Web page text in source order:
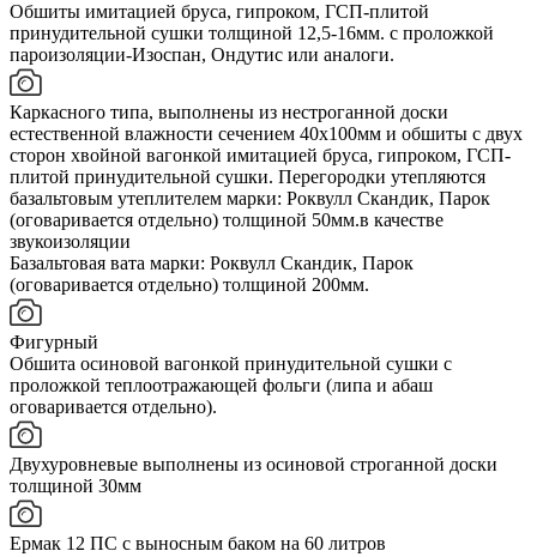
Обшиты имитацией бруса, гипроком, ГСП-плитой
принудительной сушки толщиной 12,5-16мм. с проложкой
пароизоляции-Изоспан, Ондутис или аналоги.
Каркасного типа, выполнены из нестроганной доски
естественной влажности сечением 40х100мм и обшиты с двух
сторон хвойной вагонкой имитацией бруса, гипроком, ГСП-
плитой принудительной сушки. Перегородки утепляются
базальтовым утеплителем марки: Роквулл Скандик, Парок
(оговаривается отдельно) толщиной 50мм.в качестве
звукоизоляции
Базальтовая вата марки: Роквулл Скандик, Парок
(оговаривается отдельно) толщиной 200мм.
Фигурный
Обшита осиновой вагонкой принудительной сушки с
проложкой теплоотражающей фольги (липа и абаш
оговаривается отдельно).
Двухуровневые выполнены из осиновой строганной доски
толщиной 30мм
Ермак 12 ПС с выносным баком на 60 литров